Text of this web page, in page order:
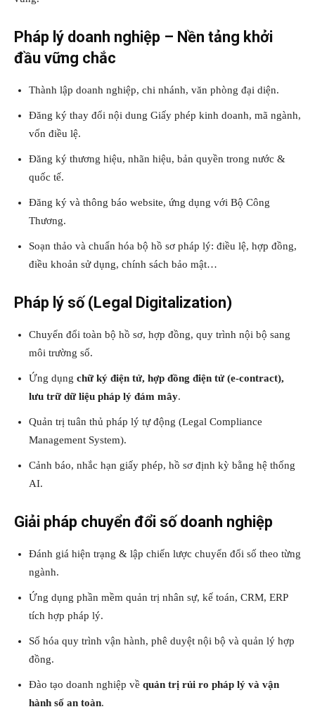
Pháp lý doanh nghiệp – Nền tảng khởi
đầu vững chắc
Thành lập doanh nghiệp, chi nhánh, văn phòng đại diện.
Đăng ký thay đổi nội dung Giấy phép kinh doanh, mã ngành,
vốn điều lệ.
Đăng ký thương hiệu, nhãn hiệu, bản quyền trong nước &
quốc tế.
Đăng ký và thông báo website, ứng dụng với Bộ Công
Thương.
Soạn thảo và chuẩn hóa bộ hồ sơ pháp lý: điều lệ, hợp đồng,
điều khoản sử dụng, chính sách bảo mật…
Pháp lý số (Legal Digitalization)
Chuyển đổi toàn bộ hồ sơ, hợp đồng, quy trình nội bộ sang
môi trường số.
Ứng dụng chữ ký điện tử, hợp đồng điện tử (e-contract),
lưu trữ dữ liệu pháp lý đám mây.
Quản trị tuân thủ pháp lý tự động (Legal Compliance
Management System).
Cảnh báo, nhắc hạn giấy phép, hồ sơ định kỳ bằng hệ thống
AI.
Giải pháp chuyển đổi số doanh nghiệp
Đánh giá hiện trạng & lập chiến lược chuyển đổi số theo từng
ngành.
Ứng dụng phần mềm quản trị nhân sự, kế toán, CRM, ERP
tích hợp pháp lý.
Số hóa quy trình vận hành, phê duyệt nội bộ và quản lý hợp
đồng.
Đào tạo doanh nghiệp về quản trị rủi ro pháp lý và vận
hành số an toàn.